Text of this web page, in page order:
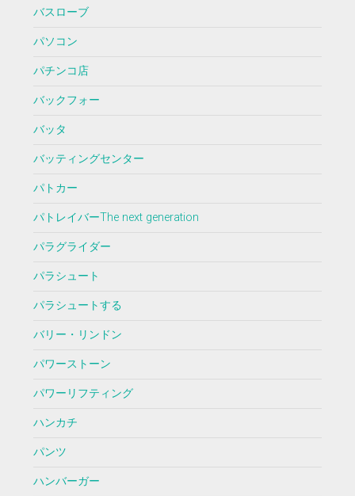
バスローブ
パソコン
パチンコ店
バックフォー
バッタ
バッティングセンター
パトカー
パトレイバーThe next generation
パラグライダー
パラシュート
パラシュートする
バリー・リンドン
パワーストーン
パワーリフティング
ハンカチ
パンツ
ハンバーガー